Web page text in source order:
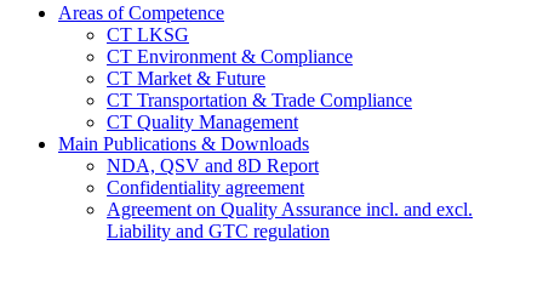
Areas of Competence
CT LKSG
CT Environment & Compliance
CT Market & Future
CT Transportation & Trade Compliance
CT Quality Management
Main Publications & Downloads
NDA, QSV and 8D Report
Confidentiality agreement
Agreement on Quality Assurance incl. and excl.
Liability and GTC regulation